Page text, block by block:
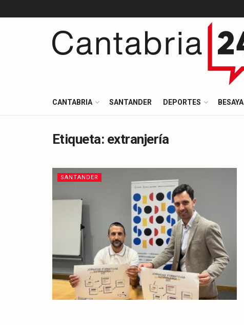
CANTABRIA SANTANDER DEPORTES BESAYA
Etiqueta: extranjería
SANTANDER